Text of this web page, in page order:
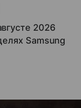
2026
Samsung